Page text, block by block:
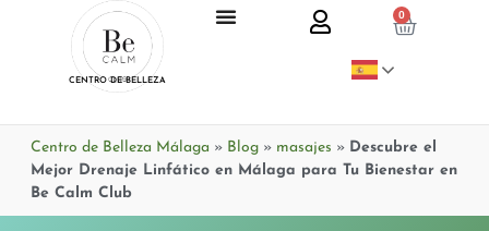
CENTRO DE BELLEZA
0
Centro de Belleza Málaga » Blog» masajes » Descubre el
Mejor Drenaje Linfático en Málaga para Tu Bienestar en
Be Calm Club